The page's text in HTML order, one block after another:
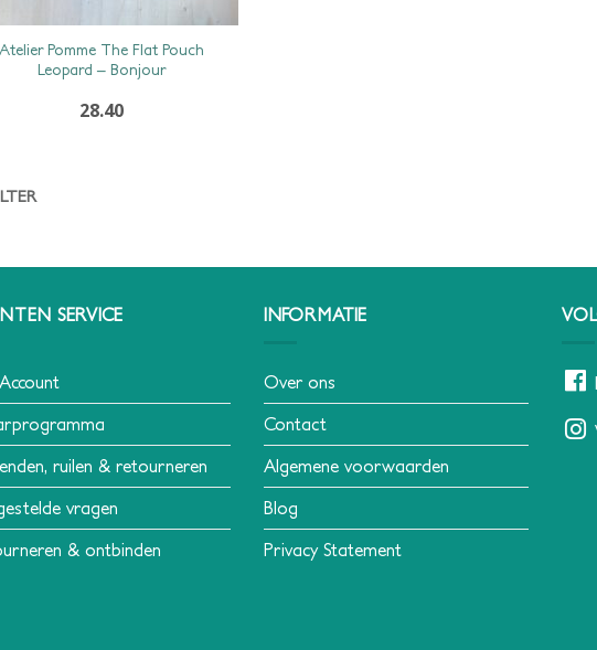
Atelier Pomme The Flat Pouch
Leopard – Bonjour
28.40
SERVICE
ruilen & retourneren
vragen
& ontbinden
INFORMATIE
Over ons
Contact
Algemene voorwaarden
Blog
Privacy Statement